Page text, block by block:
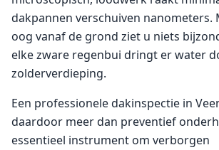
dakpannen verschuiven nanometers.
oog vanaf de grond ziet u niets
elke zware regenbui dringt er water
zolderverdieping.
Een professionele dakinspectie in
daardoor meer dan preventief
essentieel instrument om verborgen